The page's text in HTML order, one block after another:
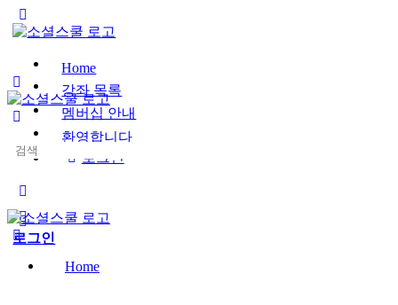
Side
Home
강좌 목록
멤버십 안내
환영합니다
로그인
로그인
Search
Home